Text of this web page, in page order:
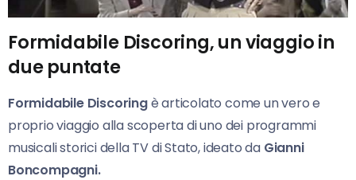
Formidabile Discoring, un viaggio in
due puntate
Formidabile Discoringè articolato come un vero e
proprio viaggio alla scoperta di uno dei programmi
musicali storici della TV di Stato, ideato da Gianni
Boncompagni.